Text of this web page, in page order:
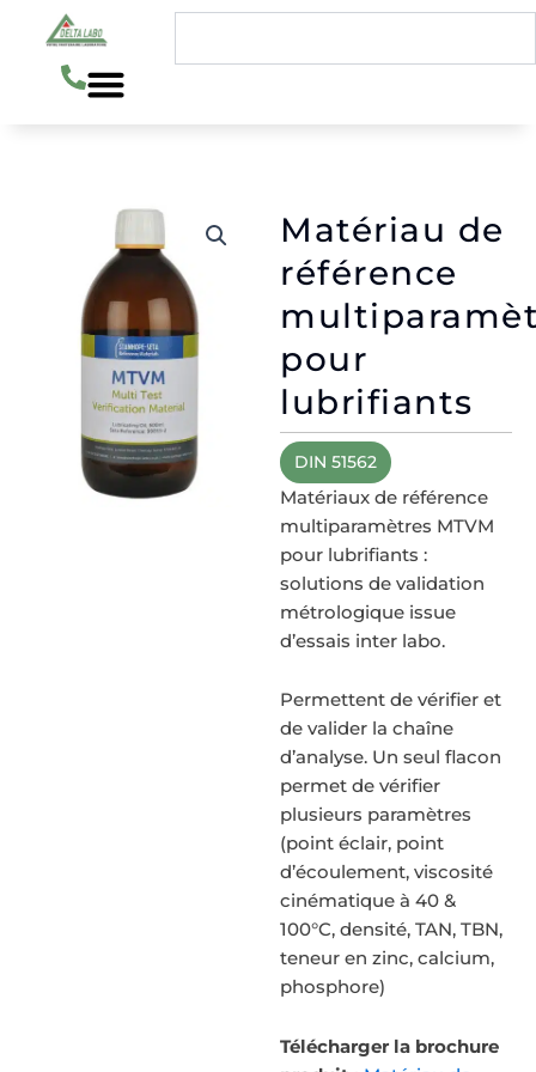
contenu
Matériau de
référence
pour
lubrifiants
DIN 51562
Matériaux de référence
multiparamètres MTVM
pour lubrifiants :
solutions de validation
métrologique issue
d’essais inter labo.
Permettent de vérifier et
de valider la chaîne
d’analyse. Un seul flacon
permet de vérifier
plusieurs paramètres
(point éclair, point
d’écoulement, viscosité
cinématique à 40 &
100°C, densité, TAN, TBN,
teneur en zinc, calcium,
phosphore)
Télécharger la brochure